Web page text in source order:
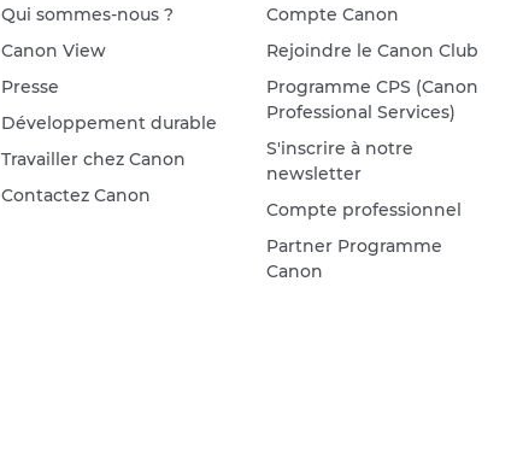
Qui sommes-nous ?
Canon View
Presse
Développement durable
Travailler chez Canon
Contactez Canon
Compte Canon
Rejoindre le Canon Club
Programme CPS (Canon
Professional Services)
S'inscrire à notre
newsletter
Compte professionnel
Partner Programme
Canon